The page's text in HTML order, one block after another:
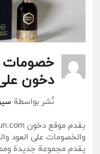
خصومات
دخون
نٌشر بواسطة
يقدم مجموعة جديدة